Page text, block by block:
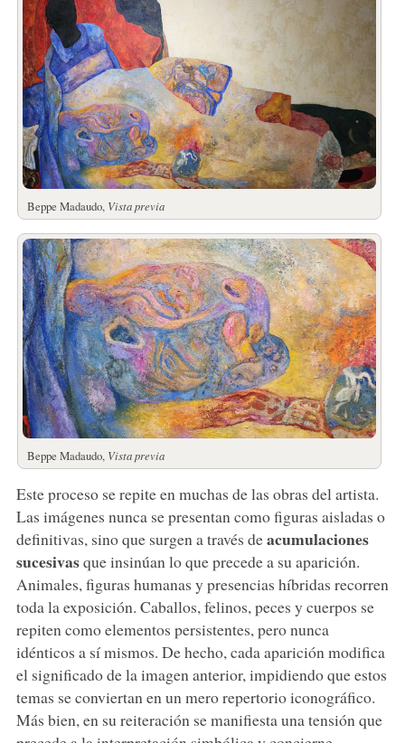
Beppe Madaudo, Vista previa
Beppe Madaudo, Vista previa
Este proceso se repite en muchas de las obras del artista.
Las imágenes nunca se presentan como figuras aisladas o
definitivas, sino que surgen a través deacumulaciones
sucesivasque insinúan lo que precede a su aparición.
Animales, figuras humanas y presencias híbridas recorren
toda la exposición. Caballos, felinos, peces y cuerpos se
repiten como elementos persistentes, pero nunca
idénticos a sí mismos. De hecho, cada aparición modifica
el significado de la imagen anterior, impidiendo que estos
temas se conviertan en un mero repertorio iconográfico.
Más bien, en su reiteración se manifiesta una tensión que